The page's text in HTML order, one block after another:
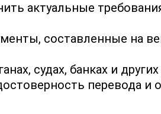
актуальные
составленные на
судах, банках и
перевода и